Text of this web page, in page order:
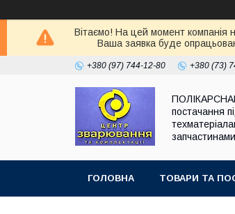
Вітаємо! На цей момент компанія
Ваша заявка буде
+380 (97) 744-12-80 +380 (73)
постачання
запчастинами
ГОЛОВНА ТОВАРИ ТА